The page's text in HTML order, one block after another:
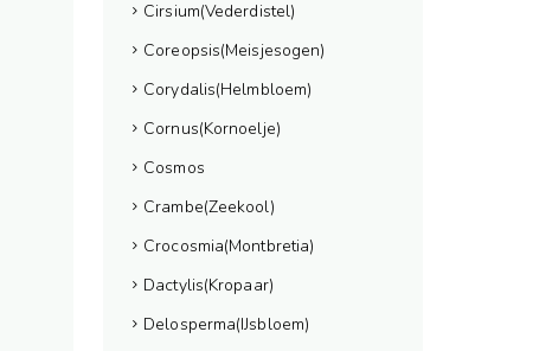
Cirsium(Vederdistel)
Coreopsis(Meisjesogen)
Corydalis(Helmbloem)
Cornus(Kornoelje)
Cosmos
Crambe(Zeekool)
Crocosmia(Montbretia)
Dactylis(Kropaar)
Delosperma(IJsbloem)